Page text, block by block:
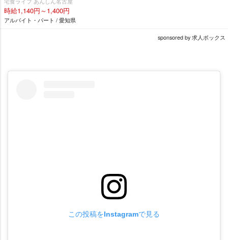
時給1,140円～1,400円
アルバイト・パート / 愛知県
sponsored by 求人ボックス
この投稿をInstagramで見る